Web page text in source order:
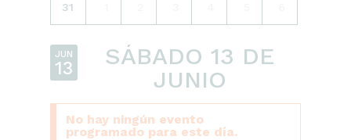
31
JUN
13
SÁBADO 13 DE
JUNIO
No hay ningún evento
programado para este día.